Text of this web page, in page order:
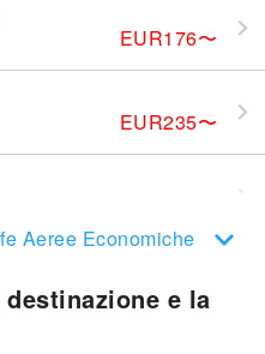
EUR176〜
EUR235〜
Aeree Economiche
e la